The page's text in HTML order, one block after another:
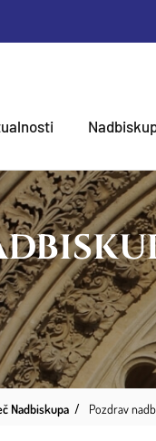
Nadbiskupa Pozdrav